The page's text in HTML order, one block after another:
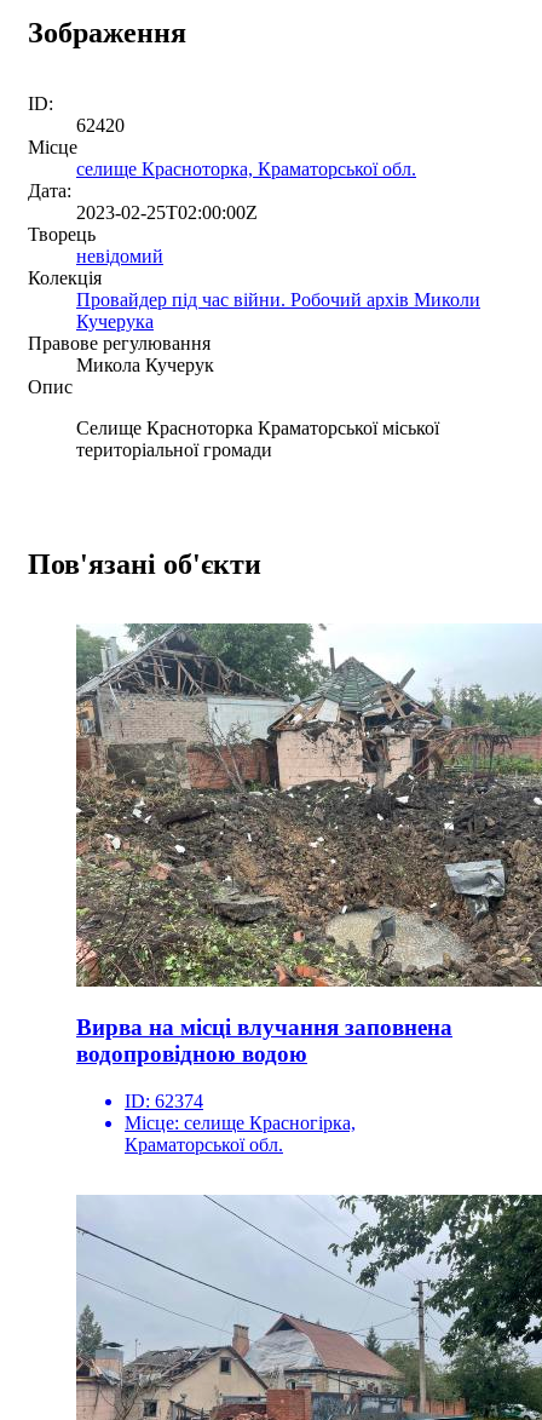
Зображення
ID:
62420
Місце
селище Красноторка, Краматорської обл.
Дата:
2023-02-25T02:00:00Z
Творець
невідомий
Колекція
Провайдер під час війни. Робочий архів Миколи
Кучерука
Правове регулювання
Микола Кучерук
Опис
Селище Красноторка Краматорської міської
територіальної громади
Пов'язані об'єкти
Вирва на місці влучання заповнена
водопровідною водою
ID: 62374
Місце: селище Красногірка,
Краматорської обл.